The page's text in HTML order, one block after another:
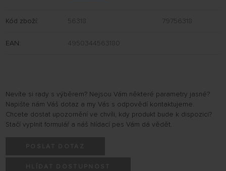
Kód zboží: 56318 79756318
EAN: 4950344563180
Nevíte si rady s výběrem? Nejsou Vám některé parametry jasné?
Napište nám Váš dotaz a my Vás s odpovědí kontaktujeme.
Chcete dostat upozornění ve chvíli, kdy produkt bude k dispozici?
Stačí vyplnit formulář a náš hlídací pes Vám dá vědět.